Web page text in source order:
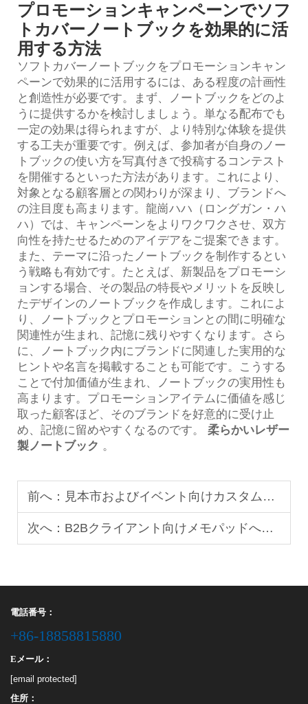
プロモーションキャンペーンでソフ
トカバーノートブックを効果的に活
用する方法
ソフトカバーノートブックをプロモーションキャン
ペーンで効果的に活用するには、ある程度の計画性
と創造性が必要です。まず、ノートブックをどのよ
うに提供するかを検討しましょう。単なる配布でも
一定の効果は得られますが、より特別な体験を提供
する工夫が重要です。例えば、参加者が自身のノー
トブックの使い方を写真付きで投稿するコンテスト
を開催するといった方法があります。これにより、
対象となる顧客層との関わりが深まり、ブランドへ
の注目度も高まります。龍崗ハハ（ロングガン・ハ
ハ）では、キャンペーンをよりワクワクさせ、双方
向性を持たせるためのアイデアをご提案できます。
また、テーマに沿ったノートブックを制作するとい
う戦略も有効です。たとえば、新製品をプロモーシ
ョンする場合、その製品の特長やメリットを反映し
たデザインのノートブックを作成します。これによ
り、ノートブックとプロモーションとの間に明確な
関連性が生まれ、記憶に残りやすくなります。さら
に、ノートブック内にブランドに関連した実用的な
ヒントや名言を掲載することも可能です。こうする
ことで付加価値が生まれ、ノートブックの実用性も
高まります。プロモーションアイテムに価値を感じ
取った顧客ほど、そのブランドを好意的に受け止
め、記憶に留めやすくなるのです。 柔らかいレザー
製ノートブック 。
前へ： 見本市およびイベント向けカスタムギフトソリューションの提供方法
次へ： B2Bクライアント向けメモパッドへのロゴのカスタマイズ方法
電話番号：
+86-18858815880
Eメール：
[email protected]
住所：